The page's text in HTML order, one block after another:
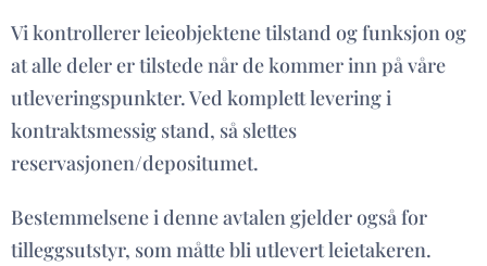
Vi kontrollerer leieobjektene tilstand og funksjon og
at alle deler er tilstede når de kommer inn på våre
utleveringspunkter. Ved komplett levering i
kontraktsmessig stand, så slettes
reservasjonen/depositumet.
Bestemmelsene i denne avtalen gjelder også for
tilleggsutstyr, som måtte bli utlevert leietakeren.